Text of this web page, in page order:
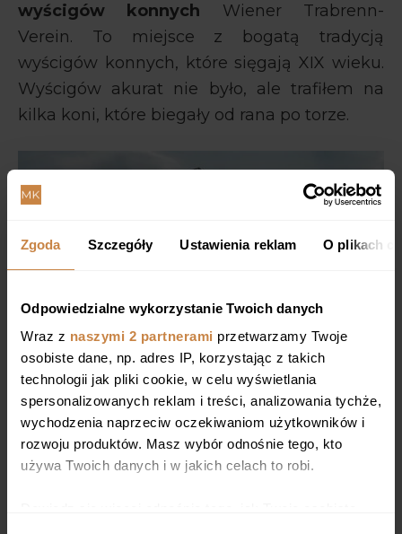
Zgoda Szczegóły Ustawienia reklam O plikach
Odpowiedzialne wykorzystanie Twoich danych
Wraz z naszymi 2 partnerami przetwarzamy Twoje
osobiste dane, np. adres IP, korzystając z takich
technologii jak pliki cookie, w celu wyświetlania
spersonalizowanych reklam i treści, analizowania tychże,
wychodzenia naprzeciw oczekiwaniom użytkowników i
rozwoju produktów. Masz wybór odnośnie tego, kto
używa Twoich danych i w jakich celach to robi.
wyścigów konnych Wiener Trabrenn-
Verein. To miejsce z bogatą tradycją
wyścigów konnych, które sięgają XIX wieku.
Wyścigów akurat nie było, ale trafiłem na
kilka koni, które biegały od rana po torze.